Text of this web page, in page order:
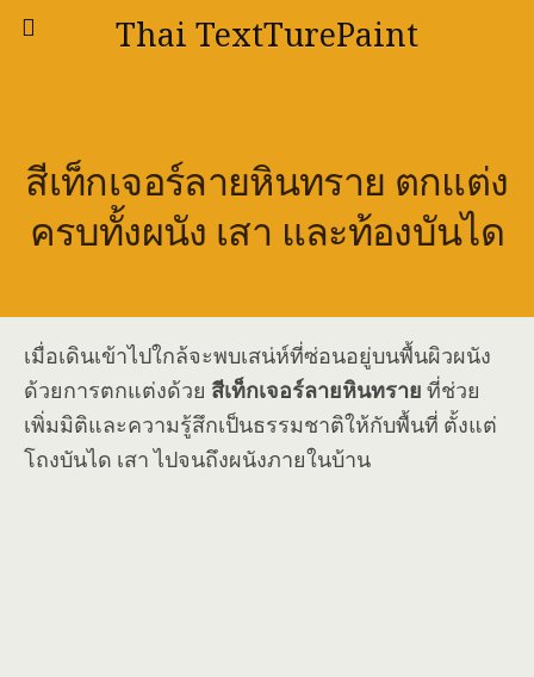
Thai TextTurePaint
สีเท็กเจอร์ลายหินทราย ตกแต่ง
ครบทั้งผนัง เสา และท้องบันได
เมื่อเดินเข้าไปใกล้จะพบเสน่ห์ที่ซ่อนอยู่บนพื้นผิวผนัง
ด้วยการตกแต่งด้วย สีเท็กเจอร์ลายหินทราย ที่ช่วย
เพิ่มมิติและความรู้สึกเป็นธรรมชาติให้กับพื้นที่ ตั้งแต่
โถงบันได เสา ไปจนถึงผนังภายในบ้าน